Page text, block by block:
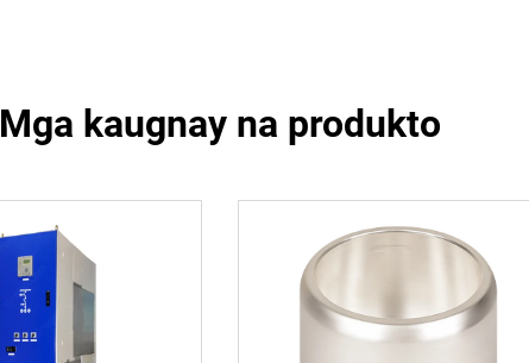
Mga kaugnay na produkto